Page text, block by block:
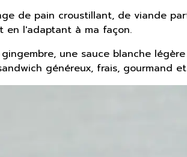
de pain croustillant, de viande
en l'adaptant à ma façon.
une sauce blanche
généreux, frais, gourmand